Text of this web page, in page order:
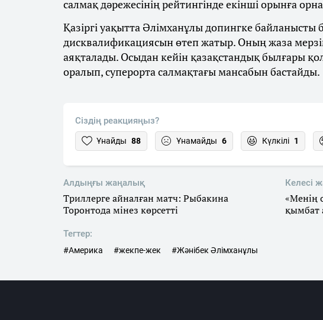
салмақ дәрежесінің рейтингінде екінші орынға
Қазіргі уақытта Әлімханұлы допингке байланысты
дисквалификациясын өтеп жатыр. Оның жаза
аяқталады. Осыдан кейін қазақстандық былғары
оралып, суперорта салмақтағы мансабын бастайды.
Сіздің реакцияңыз?
Ұнайды 88 Ұнамайды 6 Күлкілі 1
Алдыңғы жаңалық
Триллерге айналған матч: Рыбакина
Торонтода мінез көрсетті
Келесі
«Менің
қымбат
Тегтер:
#Америка #жекпе-жек #Жәнібек Әлімханұлы